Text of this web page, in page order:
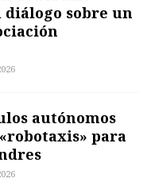
sobre un
autónomos
para